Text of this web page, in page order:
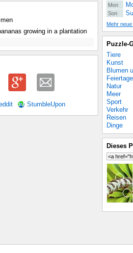
growing in a plantation
StumbleUpon
Mon
Son
Mehr
Puzzle-
Tiere
Kunst
Blumen
Feiertage
Natur
Meer
Sport
Verkehr
Reisen
Dinge
Dieses